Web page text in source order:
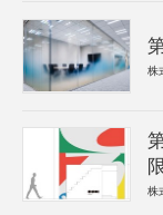
株
株